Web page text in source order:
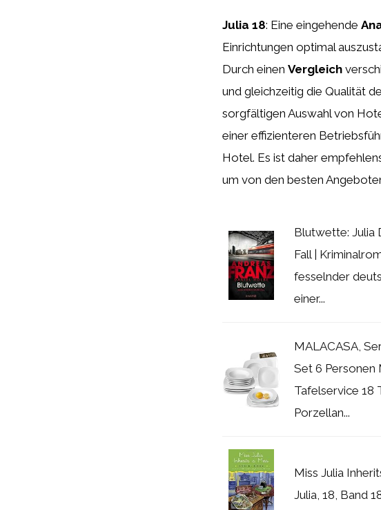
Julia 18: Eine eingehende
Einrichtungen optimal
Durch einen Vergleich
und gleichzeitig die Qualität
sorgfältigen Auswahl von
einer effizienteren
Hotel. Es ist daher
um von den besten
Blutwette: Julia
Fall |
fesselnder
einer...
MALACASA,
Set 6 Personen
Tafelservice 18
Porzellan...
Miss Julia
Julia, 18, Band